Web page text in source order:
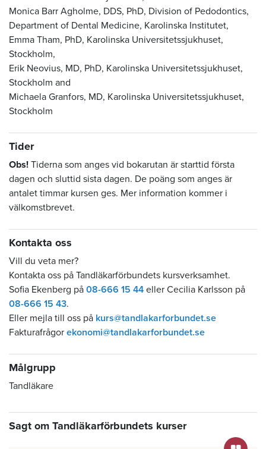
Monica Barr Agholme, DDS, PhD, Division of Pedodontics,
Department of Dental Medicine, Karolinska Institutet,
Emma Tham, PhD, Karolinska Universitetssjukhuset,
Stockholm,
Erik Neovius, MD, PhD, Karolinska Universitetssjukhuset,
Stockholm and
Michaela Granfors, MD, Karolinska Universitetssjukhuset,
Stockholm
Tider
Obs! Tiderna som anges vid bokarutan är starttid första
dagen och sluttid sista dagen. De poäng som anges är
antalet timmar kursen ges. Mer information kommer i
välkomstbrevet.
Kontakta oss
Vill du veta mer?
Kontakta oss på Tandläkarförbundets kursverksamhet.
Sofia Ekenberg på 08-666 15 44 eller Cecilia Karlsson på
08-666 15 43.
Eller mejla till oss på kurs@tandlakarforbundet.se
Fakturafrågor ekonomi@tandlakarforbundet.se
Målgrupp
Tandläkare
Sagt om Tandläkarförbundets kurser